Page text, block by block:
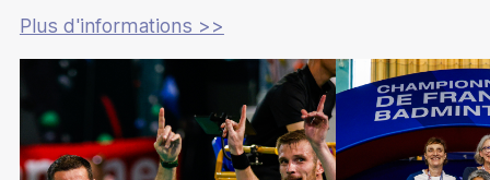
Plus d'informations >>